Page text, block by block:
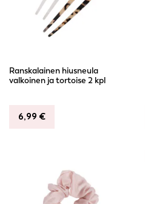
Ranskalainen hiusneula
valkoinen ja tortoise 2 kpl
6,99 €